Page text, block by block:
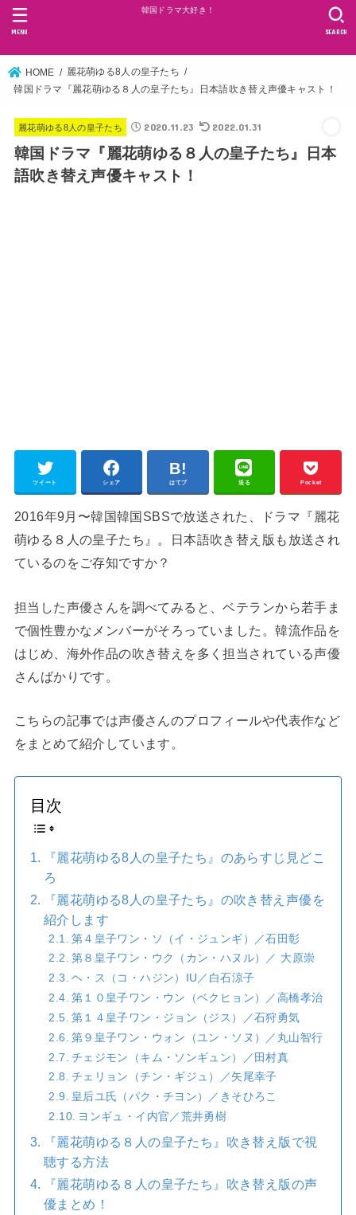
韓国ドラマ大好き！
SEARCH
MENU
HOME
麗花萌ゆる8人の皇子たち
韓国ドラマ『麗花萌ゆる８人の皇子たち』日本語吹き替え声優キャスト！
麗花萌ゆる8人の皇子たち 2020.11.23 2022.01.31
韓国ドラマ『麗花萌ゆる８人の皇子たち』日本
語吹き替え声優キャスト！
ツイート シェア はてブ 送る Pocket
2016年9月〜韓国韓国SBSで放送された、ドラマ『麗花
萌ゆる８人の皇子たち』。日本語吹き替え版も放送され
ているのをご存知ですか？
担当した声優さんを調べてみると、ベテランから若手ま
で個性豊かなメンバーがそろっていました。韓流作品を
はじめ、海外作品の吹き替えを多く担当されている声優
さんばかりです。
こちらの記事では声優さんのプロフィールや代表作など
をまとめて紹介しています。
目次
『麗花萌ゆる8人の皇子たち』のあらすじ見どこ
ろ
『麗花萌ゆる8人の皇子たち』の吹き替え声優を
紹介します
第４皇子ワン・ソ（イ・ジュンギ）／石田彰
第８皇子ワン・ウク（カン・ハヌル）／ 大原崇
ヘ・ス（コ・ハジン）IU／白石涼子
第１０皇子ワン・ウン（ベクヒョン）／高橋孝治
第１４皇子ワン・ジョン（ジス）／石狩勇気
第９皇子ワン・ウォン（ユン・ソヌ）／丸山智行
チェジモン（キム・ソンギュン）／田村真
チェリョン（チン・ギジュ）／矢尾幸子
皇后ユ氏（パク・チヨン）／きそひろこ
ヨンギュ・イ内官／荒井勇樹
『麗花萌ゆる８人の皇子たち』吹き替え版で視
聴する方法
『麗花萌ゆる８人の皇子たち』吹き替え版の声
優まとめ！